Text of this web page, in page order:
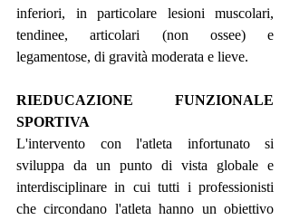
inferiori, in particolare lesioni muscolari,
tendinee, articolari (non ossee) e
legamentose, di gravità moderata e lieve.
RIEDUCAZIONE FUNZIONALE
SPORTIVA
L'intervento con l'atleta infortunato si
sviluppa da un punto di vista globale e
interdisciplinare in cui tutti i professionisti
che circondano l'atleta hanno un obiettivo